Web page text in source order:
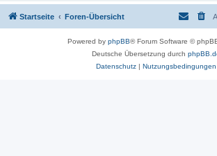
Startseite Foren-Übersicht
Powered by phpBB® Forum Software ©
Deutsche Übersetzung durch
Datenschutz| Nutzungsbedingungen